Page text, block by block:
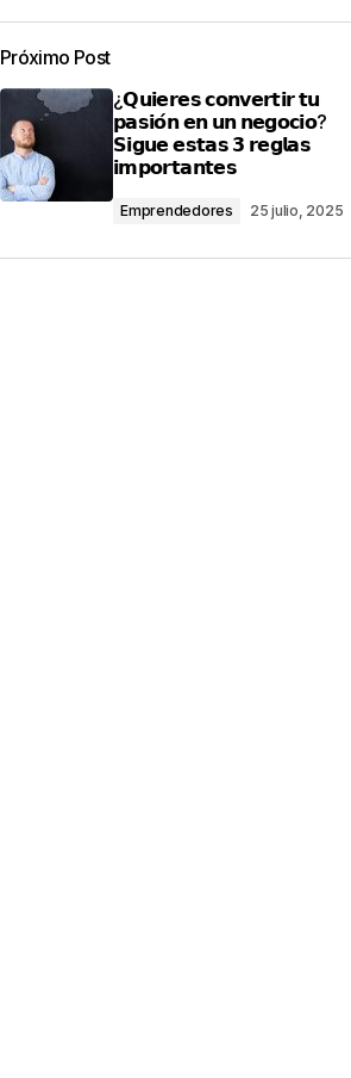
Los campos obligatorios están
Próximo Post
¿𝗤𝘂𝗶𝗲𝗿𝗲𝘀 𝗰𝗼𝗻𝘃𝗲𝗿𝘁𝗶𝗿 𝘁𝘂
𝗽𝗮𝘀𝗶𝗼́𝗻 𝗲𝗻 𝘂𝗻 𝗻𝗲𝗴𝗼𝗰𝗶𝗼?
𝗦𝗶𝗴𝘂𝗲 𝗲𝘀𝘁𝗮𝘀 𝟯 𝗿𝗲𝗴𝗹𝗮𝘀
𝗶𝗺𝗽𝗼𝗿𝘁𝗮𝗻𝘁𝗲𝘀
Emprendedores 25 julio, 2025